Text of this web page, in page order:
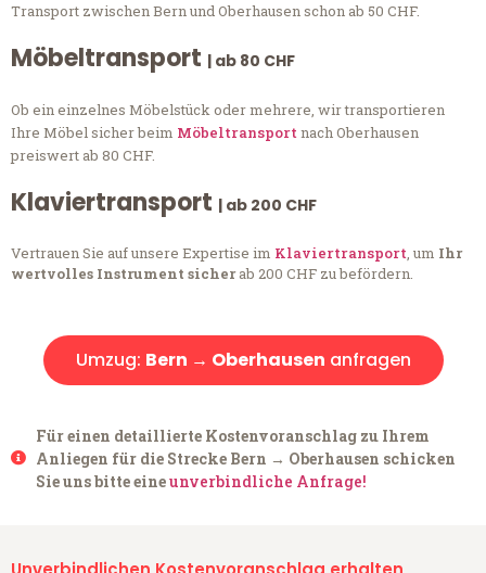
Transport zwischen Bern und Oberhausen schon ab 50 CHF.
Möbeltransport | ab 80 CHF
Ob ein einzelnes Möbelstück oder mehrere, wir transportieren
Ihre Möbel sicher beim Möbeltransportnach Oberhausen
preiswert ab 80 CHF.
Klaviertransport | ab 200 CHF
Vertrauen Sie auf unsere Expertise im Klaviertransport, um Ihr
wertvolles Instrument sicherab 200 CHF zu befördern.
Umzug: Bern → Oberhausen anfragen
Für einen detaillierte Kostenvoranschlag zu Ihrem
Anliegen für die Strecke Bern → Oberhausen schicken
Sie uns bitte eineunverbindliche Anfrage!